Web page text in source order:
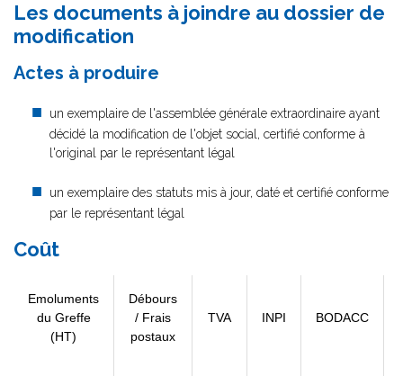
Les documents à joindre au dossier de
modification
Actes à produire
un exemplaire de l'assemblée générale extraordinaire ayant
décidé la modification de l'objet social, certifié conforme à
l'original par le représentant légal
un exemplaire des statuts mis à jour, daté et certifié conforme
par le représentant légal
Coût
Emoluments
du Greffe
(HT)
Débours
/ Frais
postaux
TVA INPI BODACC